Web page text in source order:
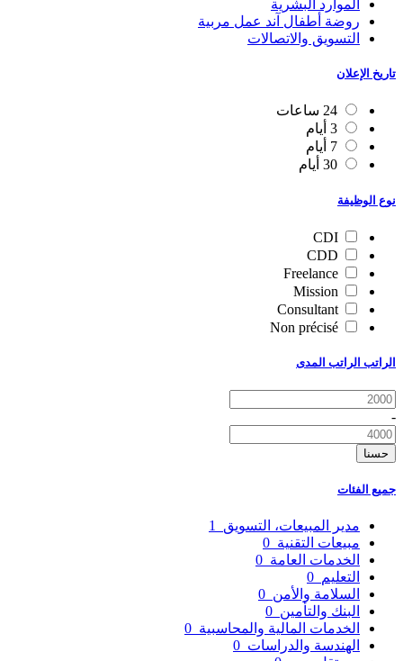
الموارد البشرية
روضة أطفال آند عمل مربية
التسويق والاتصالات
تاريخ الإعلان
24 ساعات
3 أيام
7 أيام
30 أيام
نوع الوظيفة
CDI
CDD
Freelance
Mission
Consultant
Non précisé
الراتب الراتب المدى
-
حسنا
جميع الفئات
مدير المبيعات، التسويق
مبيعات التقنية
الخدمات العامة
التعليم
السلامة والأمن
البنك والتأمين
الخدمات المالية والمحاسبية
الهندسة والدراسات